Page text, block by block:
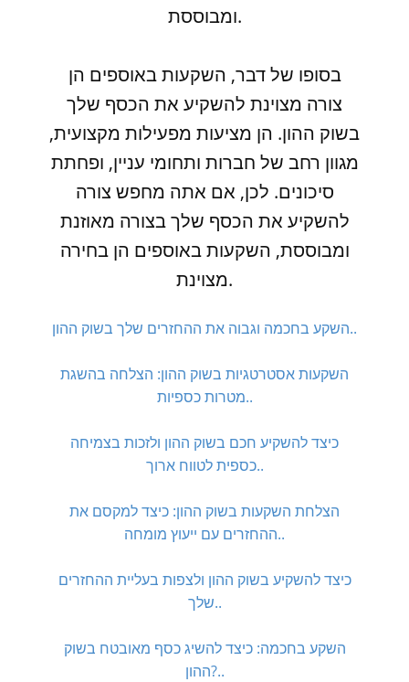
ומבוססת.
בסופו של דבר, השקעות באוספים הן
צורה מצוינת להשקיע את הכסף שלך
בשוק ההון. הן מציעות מפעילות מקצועית,
מגוון רחב של חברות ותחומי עניין, ופחתת
סיכונים. לכן, אם אתה מחפש צורה
להשקיע את הכסף שלך בצורה מאוזנת
ומבוססת, השקעות באוספים הן בחירה
מצוינת.
השקע בחכמה וגבוה את ההחזרים שלך בשוק ההון..
השקעות אסטרטגיות בשוק ההון: הצלחה בהשגת
מטרות כספיות..
כיצד להשקיע חכם בשוק ההון ולזכות בצמיחה
כספית לטווח ארוך..
הצלחת השקעות בשוק ההון: כיצד למקסם את
ההחזרים עם ייעוץ מומחה..
כיצד להשקיע בשוק ההון ולצפות בעליית ההחזרים
שלך..
השקע בחכמה: כיצד להשיג כסף מאובטח בשוק
ההון?..